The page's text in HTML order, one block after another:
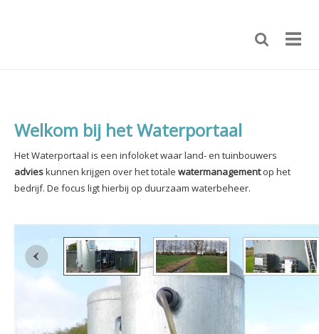
Welkom bij het Waterportaal
Het Waterportaal is een infoloket waar land- en tuinbouwers
advieskunnen krijgen over het totale watermanagementop het
bedrijf. De focus ligt hierbij op duurzaam waterbeheer.